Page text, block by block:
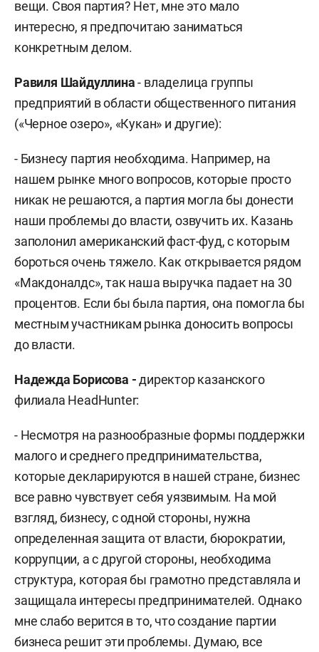
вещи. Своя партия? Нет, мне это мало
интересно, я предпочитаю заниматься
конкретным делом.
Равиля Шайдуллина- владелица группы
предприятий в области общественного питания
(«Черное озеро», «Кукан» и другие):
- Бизнесу партия необходима. Например, на
нашем рынке много вопросов, которые просто
никак не решаются, а партия могла бы донести
наши проблемы до власти, озвучить их. Казань
заполонил американский фаст-фуд, с которым
бороться очень тяжело. Как открывается рядом
«Макдоналдс», так наша выручка падает на 30
процентов. Если бы была партия, она помогла бы
местным участникам рынка доносить вопросы
до власти.
Надежда Борисова -директор казанского
филиала HeadHunter:
- Несмотря на разнообразные формы поддержки
малого и среднего предпринимательства,
которые декларируются в нашей стране, бизнес
все равно чувствует себя уязвимым. На мой
взгляд, бизнесу, с одной стороны, нужна
определенная защита от власти, бюрократии,
коррупции, а с другой стороны, необходима
структура, которая бы грамотно представляла и
защищала интересы предпринимателей. Однако
мне слабо верится в то, что создание партии
бизнеса решит эти проблемы. Думаю, все